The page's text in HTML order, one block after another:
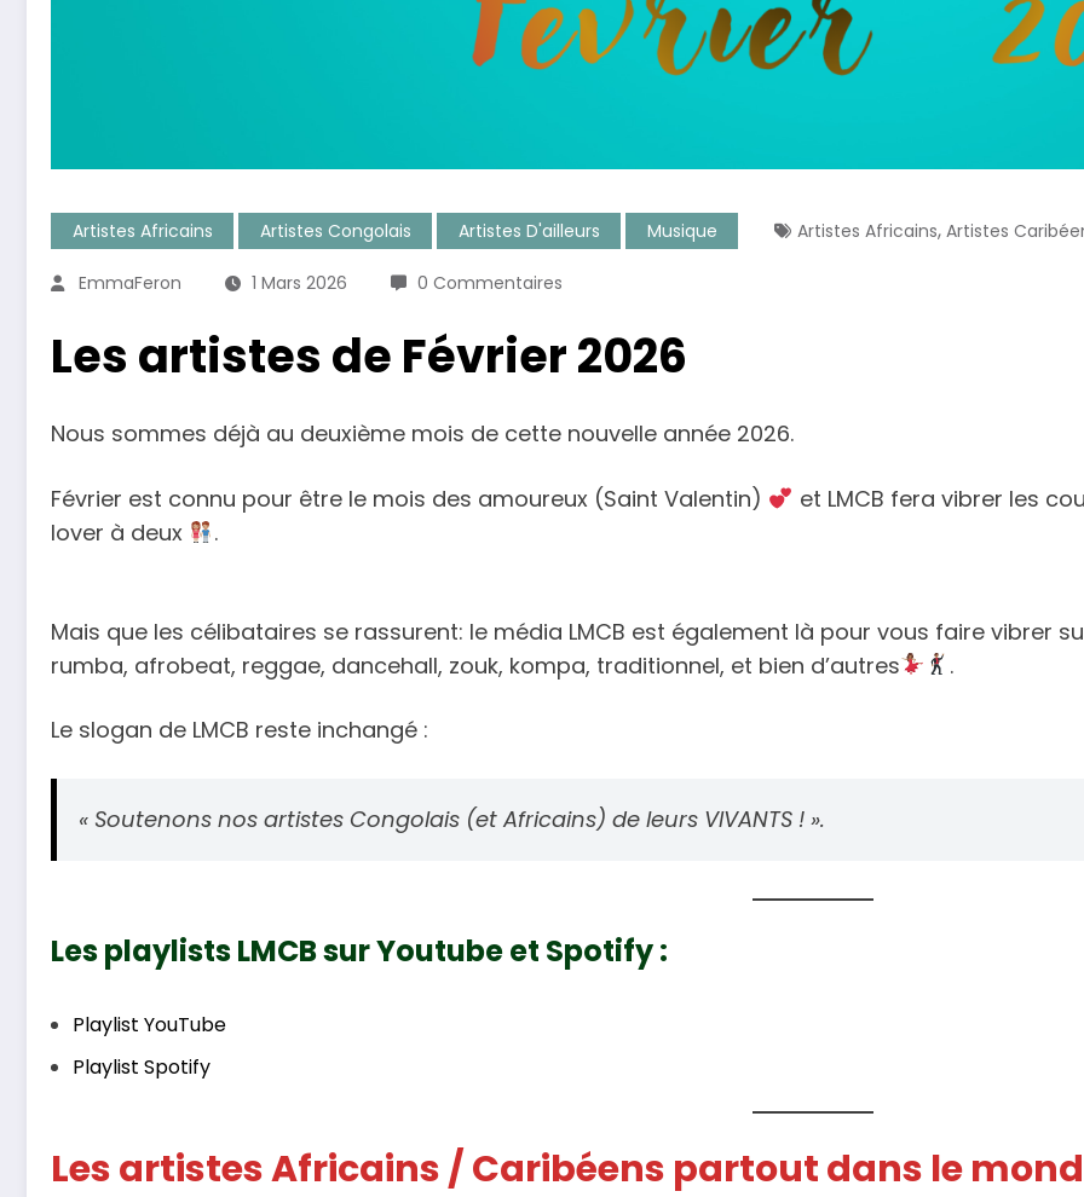
Artistes Africains Artistes Congolais Artistes D'ailleurs Musique Artistes Africains, Artistes
EmmaFeron 1 Mars 2026 0 Commentaires
Les artistes de Février 2026
Nous sommes déjà au deuxième mois de cette nouvelle année 2026.
Février est connu pour être le mois des amoureux (Saint Valentin)
et LMCB fera vibrer les
lover à deux
.
Mais que les célibataires se rassurent: le média LMCB est également là pour vous faire vibrer
rumba, afrobeat, reggae, dancehall, zouk, kompa, traditionnel, et bien d’autres
.
Le slogan de LMCB reste inchangé :
« Soutenons nos artistes Congolais (et Africains) de leurs VIVANTS ! ».
Les playlists LMCB sur Youtube et Spotify :
Playlist YouTube
Playlist Spotify
Les artistes Africains / Caribéens partout dans le